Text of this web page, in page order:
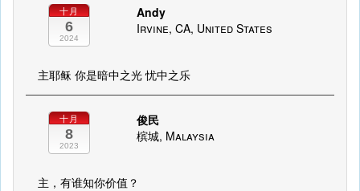
十月
6
2024
Andy
Irvine, CA, United States
主耶稣 你是暗中之光 忧中之乐
十月
8
2023
俊民
槟城, Malaysia
主，有谁知你价值？